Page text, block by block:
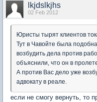
lkjdslkjhs
02 Feb 2012
Юристы тырят клиентов
Тут в Чавойте была
возбудить дела против
объяснили, что он в
А против Вас дело уже
адвокату в реале.
если не смогу вернуть, то